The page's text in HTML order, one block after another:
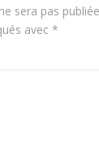
sera pas
avec *